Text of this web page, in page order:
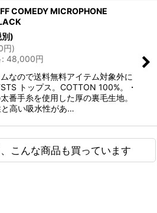
COMEDY MICROPHONE
別)
円)
: 48,000円
なので送料無料アイテム対象外に
トップス。COTTON 100%。・
番手糸を使用した厚の裏毛生地。
高い吸水性があ…
こんな商品も買っています